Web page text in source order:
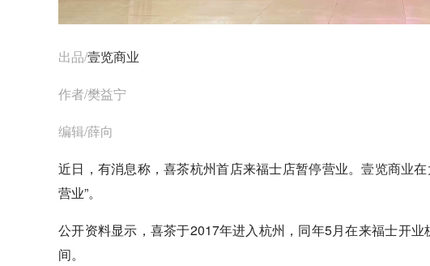
出品/壹览商业
作者/樊益宁
编辑/薛向
近日，有消息称，喜茶杭州首店来福士店暂停营业。壹览商业
营业”。
公开资料显示，喜茶于2017年进入杭州，同年5月在来福士开
间。